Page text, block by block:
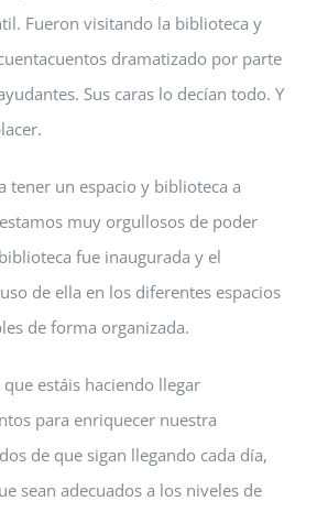
Fueron visitando la biblioteca y
dramatizado por parte
Sus caras lo decían todo. Y
tener un espacio y biblioteca a
muy orgullosos de poder
fue inaugurada y el
de ella en los diferentes espacios
de forma organizada.
estáis haciendo llegar
para enriquecer nuestra
de que sigan llegando cada día,
sean adecuados a los niveles de